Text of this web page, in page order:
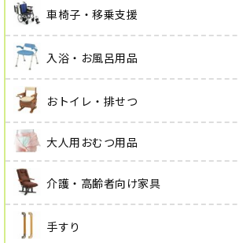
車椅子・移乗支援
入浴・お風呂用品
おトイレ・排せつ
大人用おむつ用品
介護・高齢者向け家具
手すり